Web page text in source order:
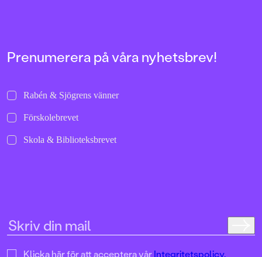
Prenumerera på våra nyhetsbrev!
Rabén & Sjögrens vänner
Förskolebrevet
Skola & Biblioteksbrevet
Klicka här för att acceptera vårIntegritetspolicy.